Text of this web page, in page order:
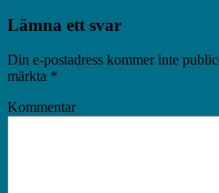
Lämna ett svar
Din e-postadress kommer inte
märkta *
Kommentar